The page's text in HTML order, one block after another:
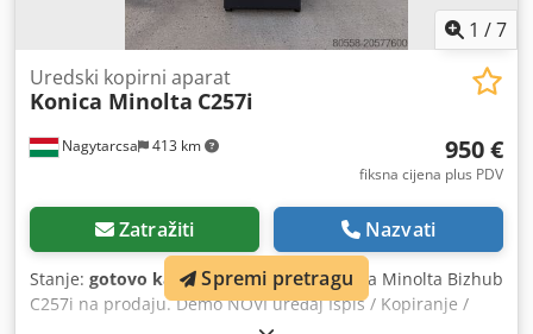
1 /7
Nagytarcsa 413 km
Uredski kopirni aparat
Konica Minolta C257i
950 €
fiksna cijena plus PDV
Zatražiti Nazvati
Stanje: gotovo kao novo (rabljeno), Konica Minolta Bizhub
C257i na prodaju. Demo NOVI uređaj Ispis / Kopiranje /
Skeniranje – u boji i crno-bijelo Brzina ispisa: 25
Spremi pretragu